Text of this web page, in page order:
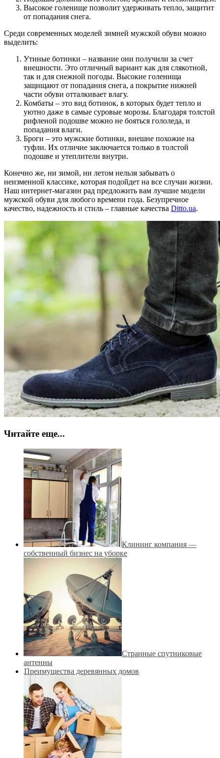
Высокое голенище позволит удерживать тепло, защитит
от попадания снега.
Среди современных моделей зимней мужской обуви можно
выделить:
Утиные ботинки – название они получили за счет
внешности. Это отличный вариант как для слякотной,
так и для снежной погоды. Высокие голенища
защищают от попадания снега, а покрытие нижней
части обуви отталкивает влагу.
Комбаты – это вид ботинок, в которых будет тепло и
уютно даже в самые суровые морозы. Благодаря толстой
рифленой подошве можно не бояться гололеда, и
попадания влаги.
Броги – это мужские ботинки, внешне похожие на
туфли. Их отличие заключается только в толстой
подошве и утеплители внутри.
Конечно же, ни зимой, ни летом нельзя забывать о
неизменной классике, которая подойдет на все случаи жизни.
Наш интернет-магазин рад предложить вам лучшие модели
мужской обуви для любого времени года. Безупречное
качество, надежность и стиль – главные качества Ditto.ua.
Читайте еще...
Клининг компания —
собственный бизнес на уборке
Странные спутниковые
антенны
Преимущества деревянных домов